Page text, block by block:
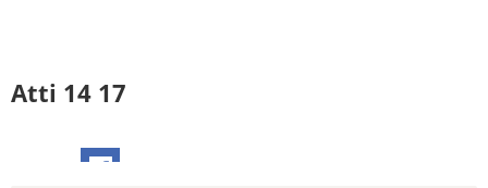
Atti 14 17